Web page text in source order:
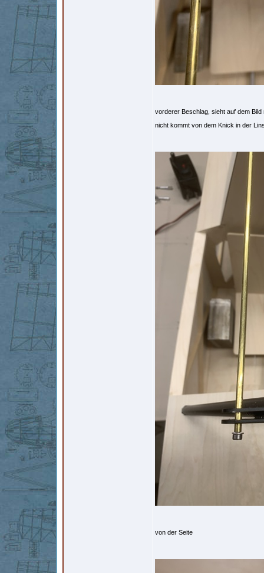
vorderer Beschlag, sieht auf dem
nicht kommt von dem Knick in der
von der Seite